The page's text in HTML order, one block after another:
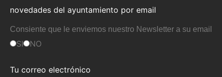
novedades del ayuntamiento por email
Consiente que le enviemos nuestro Newsletter a su email
SI NO
Tu correo electrónico